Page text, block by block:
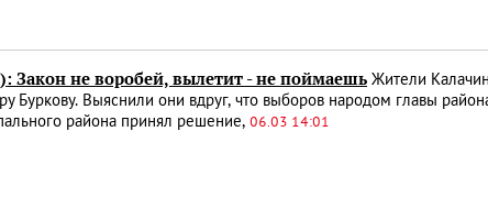
Закон не воробей, вылетит - не поймаешь Жители
Буркову. Выяснили они вдруг, что выборов народом главы
района принял решение, 06.03 14:01